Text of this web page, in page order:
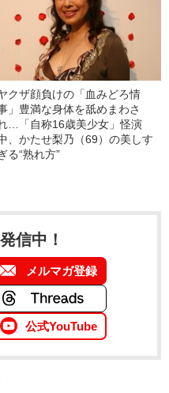
クザ顔負けの「血みどろ情
」豊満な身体を舐めまわさ
…「自称16歳美少女」怪演
、かたせ梨乃（69）の美しす
る“熟れ方”
信中！
メルマガ登録
公式YouTube